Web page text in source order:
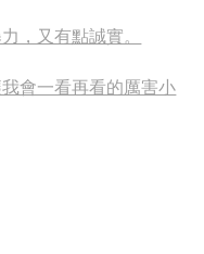
，又有點誠實。
會一看再看的厲害小